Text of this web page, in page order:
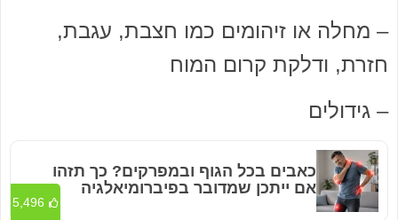
– מחלה או זיהומים כמו חצבת, עגבת,
חזרת, ודלקת קרום המוח
– גידולים
כאבים בכל הגוף ובמפרקים? כך תזהו
אם ייתכן שמדובר בפיברומיאלגיה
5,496